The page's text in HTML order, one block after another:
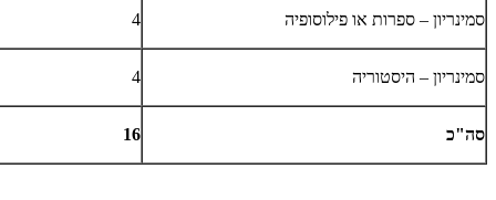
סמינריון – ספרות או פילוסופיה 4
סמינריון – היסטוריה 4
סה"כ 16